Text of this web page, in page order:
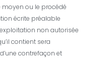
moyen ou le procédé
écrite préalable
non autorisée
contient sera
contrefaçon et